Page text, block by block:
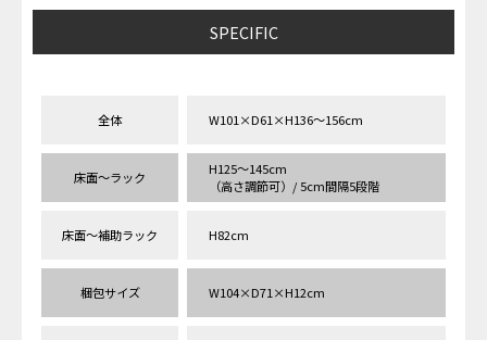
SPECIFIC
全体 W101×D61×H136〜156cm
床面〜ラック
H125〜145cm
（高さ調節可）/ 5cm間隔5段階
床面〜補助ラック H82cm
梱包サイズ W104×D71×H12cm